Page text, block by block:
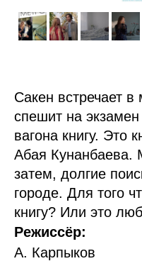
Сакен встречает в
спешит на
вагона книгу. Это
Абая Кунанбаева.
затем, долгие
городе. Для того
книгу? Или это
Режиссёр:
А. Карпыков